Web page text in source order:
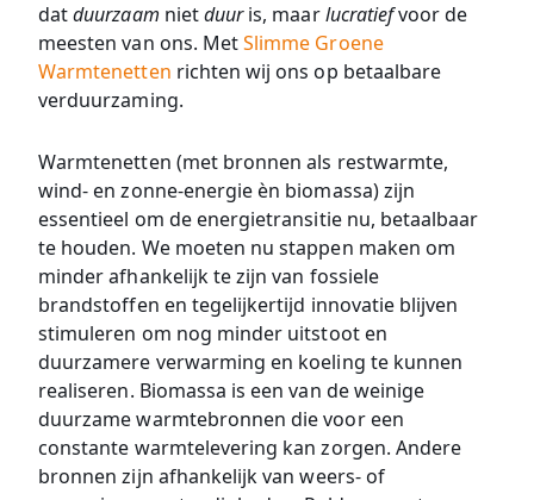
datduurzaam nietduuris, maarlucratiefvoor de
meesten van ons. MetSlimme Groene
Warmtenetten richten wij ons op betaalbare
verduurzaming.
Warmtenetten (met bronnen als restwarmte,
wind- en zonne-energie èn biomassa) zijn
essentieel om de energietransitie nu, betaalbaar
te houden. We moeten nu stappen maken om
minder afhankelijk te zijn van fossiele
brandstoffen en tegelijkertijd innovatie blijven
stimuleren om nog minder uitstoot en
duurzamere verwarming en koeling te kunnen
realiseren. Biomassa is een van de weinige
duurzame warmtebronnen die voor een
constante warmtelevering kan zorgen. Andere
bronnen zijn afhankelijk van weers- of